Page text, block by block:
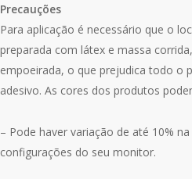
Precauções
Para aplicação é necessário que o
preparada com látex e massa
empoeirada, o que prejudica todo o
adesivo. As cores dos produtos
– Pode haver variação de até 10%
configurações do seu monitor.